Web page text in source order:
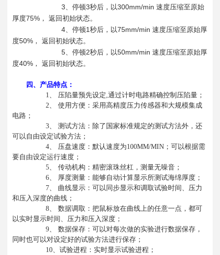
3、停顿3秒后，以300mm/min 速度压缩至原始
厚度75% ， 返回初始状态。
4、停顿1 秒后，以75mm/min 速度压缩至原始厚
度50% ， 返回初始状态。
5、停顿2秒后，以50mm/min 速度压缩至原始厚
度40% ， 返回初始状态。
四、产品特点：
1、 压陷量预先设定,通过计时电路精确控制压陷量；
2、 使用方便：采用高精度压力传感器和大规模集成
电路；
3、 测试方法：除了国家标准规定的测试方法外，还
可以自由设定试验方法；
4、 压盘速度：默认速度为100MM/MIN；可以根据需
要自由设定运行速度；
5、 传动机构：精密滚珠丝杠，测量无噪音；
6、 厚度测量：能够自动计算显示所测试海绵厚度；
7、 曲线显示：可以同步显示和调取试验时间、压力
和压入深度的曲线；
8、 数据调取：把鼠标放在曲线上的任意一点，都可
以实时显示时间、压力和压入深度；
9、 数据保存：可以对每次做的实验进行数据保存，
同时也可以对设定好的试验方法进行保存；
10、试验进程：实时显示试验进程；